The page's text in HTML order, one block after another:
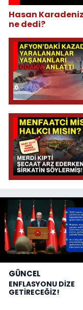
Hasan
ne dedi?
GÜNCEL
ENFLASYONU DİZE
GETİRECEĞİZ!